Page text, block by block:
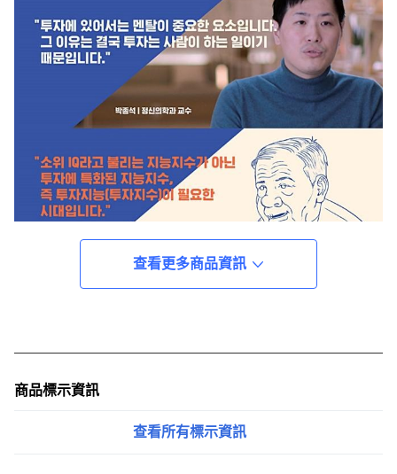
查看更多商品資訊
商品標示資訊
查看所有標示資訊